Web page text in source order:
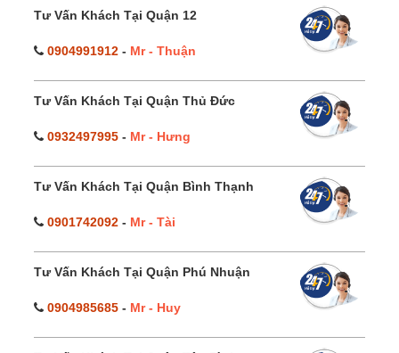
Tư Vấn Khách Tại Quận 12
0904991912 - Mr - Thuận
Tư Vấn Khách Tại Quận Thủ Đức
0932497995 - Mr - Hưng
Tư Vấn Khách Tại Quận Bình Thạnh
0901742092 - Mr - Tài
Tư Vấn Khách Tại Quận Phú Nhuận
0904985685 - Mr - Huy